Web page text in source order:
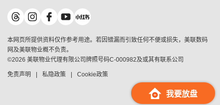
我要放盘
转按计算机
缴款方式
小区成交排行榜
地区百科
美联精英会
美善会
地产经纪人管理协会
申报已递交的购楼开盘
美联物业
鋑联控股*
美联工商铺*
美联中国
美联澳门
美联金融集团
本网页所提供资料仅作参考用途。若因错漏而引致任何不便或损失，美联数码
网及美联物业概不负责。
©2026 美联物业代理有限公司牌照号码C-000982及或其有联系公司
免责声明 私隐政策 Cookie政策